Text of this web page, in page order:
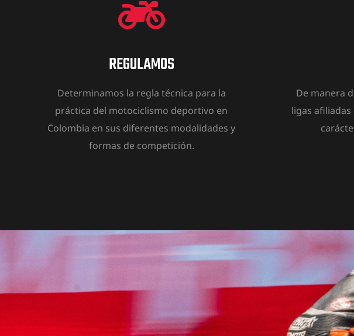
REGULAMOS
Determinamos la regla técnica para la
práctica del motociclismo deportivo en
Colombia en sus diferentes modalidades y
formas de competición.
De manera
ligas